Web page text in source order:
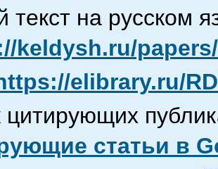
текст на русском
keldysh.ru/
elibrary.ru/
цитирующих
статьи в